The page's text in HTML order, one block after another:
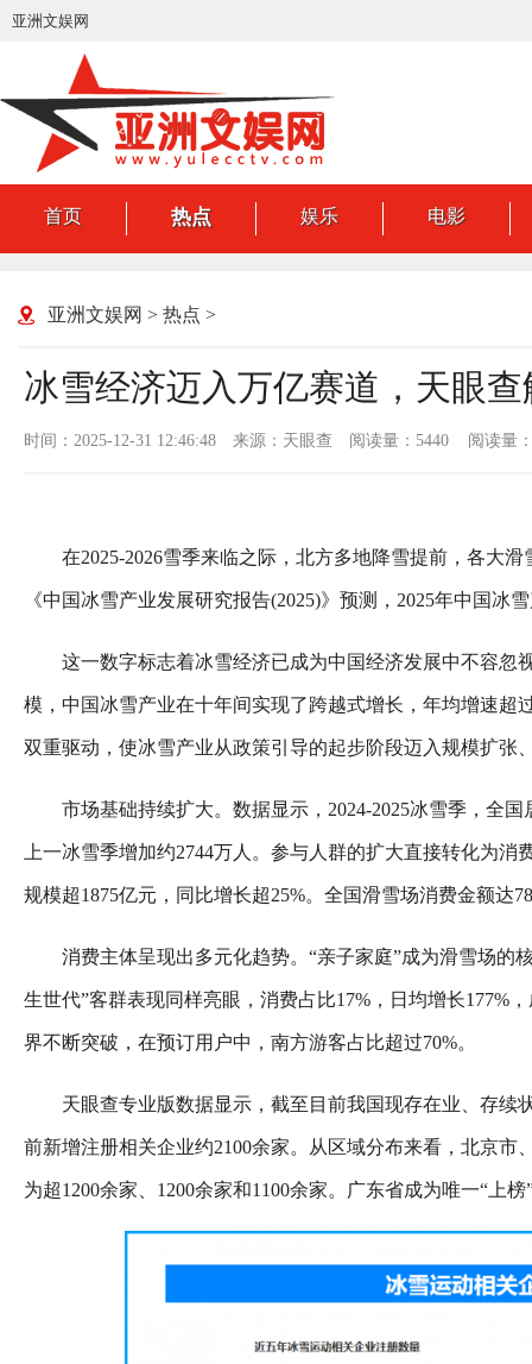
亚洲文娱网
首页 热点 娱乐 电影
亚洲文娱网 > 热点 >
冰雪经济迈入万亿赛道，天眼
时间：2025-12-31 12:46:48 来源：天眼查 阅读量：5440 阅读量
在2025-2026雪季来临之际，北方多地降雪提前，各大
《中国冰雪产业发展研究报告(2025)》预测，2025年中国冰
这一数字标志着冰雪经济已成为中国经济发展中不容忽
模，中国冰雪产业在十年间实现了跨越式增长，年均增速超
双重驱动，使冰雪产业从政策引导的起步阶段迈入规模扩张
市场基础持续扩大。数据显示，2024-2025冰雪季，全
上一冰雪季增加约2744万人。参与人群的扩大直接转化为
规模超1875亿元，同比增长超25%。全国滑雪场消费金额达
消费主体呈现出多元化趋势。“亲子家庭”成为滑雪场的
生世代”客群表现同样亮眼，消费占比17%，日均增长177%
界不断突破，在预订用户中，南方游客占比超过70%。
天眼查专业版数据显示，截至目前我国现存在业、存续
前新增注册相关企业约2100余家。从区域分布来看，北京
为超1200余家、1200余家和1100余家。广东省成为唯一“上